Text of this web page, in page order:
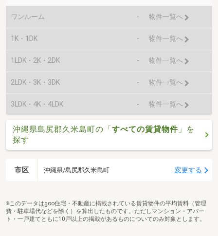
ワンルーム - 物件一覧へ
1K・1DK - 物件一覧へ
1LDK・2K・2DK - 物件一覧へ
2LDK・3K・3DK - 物件一覧へ
3LDK・4K・4LDK - 物件一覧へ
沖縄県島尻郡久米島町の「すべての賃貸物件 」を
探す
市区 沖縄県/島尻郡久米島町 変更する
※このデータはgoo住宅・不動産に掲載されている賃貸物件の平均賃料（管理
費・駐車場代などを除く）を算出したものです。ただしマンション・アパー
ト・一戸建てともに10戸以上の掲載があるものについてのみ対象とします。